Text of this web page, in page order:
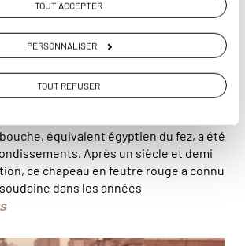
TOUT ACCEPTER
PERSONNALISER
TOUT REFUSER
histoire du fez égyptien
équivalent égyptien du fez, a été
Après un siècle et demi
ce chapeau en feutre rouge a connu
dans les années